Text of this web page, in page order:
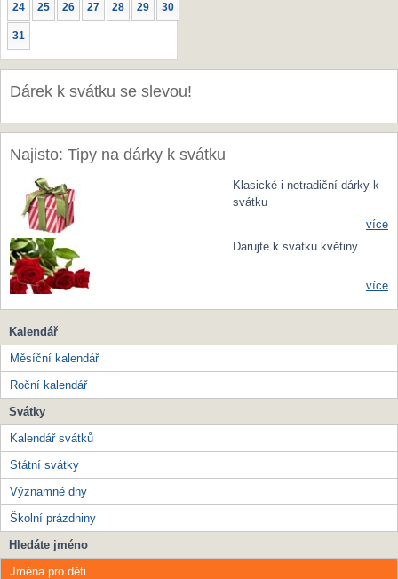
24 25 26 27 28 29 30
31
Dárek k svátku se slevou!
Najisto: Tipy na dárky k svátku
Klasické i netradiční dárky k
svátku
více
Darujte k svátku květiny
více
Kalendář
Měsíční kalendář
Roční kalendář
Svátky
Kalendář svátků
Státní svátky
Významné dny
Školní prázdniny
Hledáte jméno
Jména pro děti